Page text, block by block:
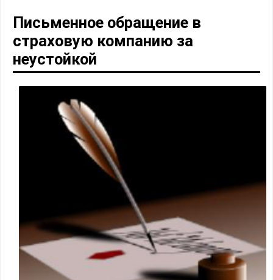
Письменное обращение в
страховую компанию за
неустойкой